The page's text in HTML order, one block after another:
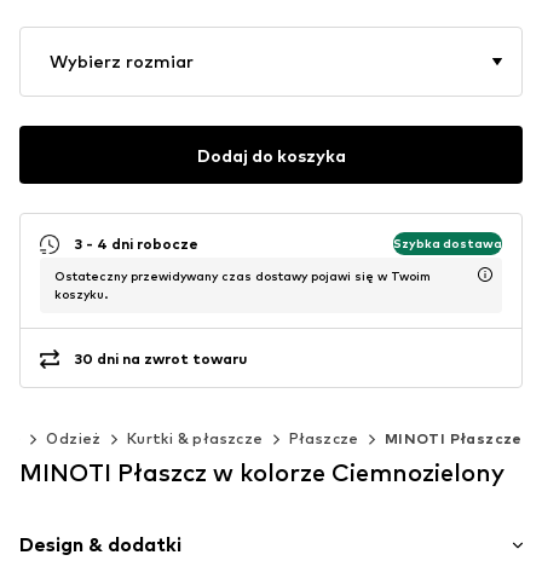
Wybierz rozmiar
Dodaj do koszyka
3 - 4 dni robocze Szybka dostawa
Ostateczny przewidywany czas dostawy pojawi się w Twoim
koszyku.
30 dni na zwrot towaru
Odzież Kurtki & płaszcze Płaszcze MINOTI Płaszcze
MINOTI Płaszcz w kolorze Ciemnozielony
Design & dodatki